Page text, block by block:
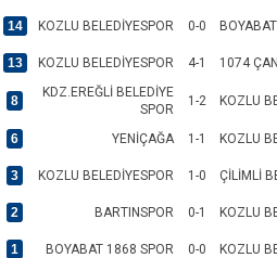
14 KOZLU BELEDİYESPOR 0-0
13 KOZLU BELEDİYESPOR 4-1 1074
8
KDZ.EREĞLİ BELEDİYE
SPOR
1-2 KOZLU
6 YENİÇAĞA 1-1 KOZLU
3 KOZLU BELEDİYESPOR 1-0 ÇİLİMLİ
2 BARTINSPOR 0-1 KOZLU
1 BOYABAT 1868 SPOR 0-0 KOZLU